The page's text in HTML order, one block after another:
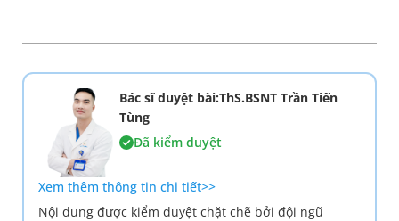
Bác sĩ duyệt bài:ThS.BSNT Trần Tiến
Tùng
Đã kiểm duyệt
Xem thêm thông tin chi tiết>>
Nội dung được kiểm duyệt chặt chẽ bởi đội ngũ